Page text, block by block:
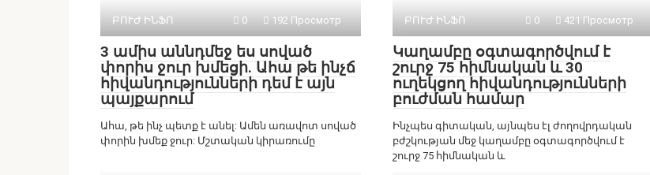
ԲՈՒԺ ԻՆՖՈ 0 192 Просмотр
3 ամիս աննդմեջ ես սոված
փորիս ջուր խմեցի. Ահա թե ինչճ
հիվանդությունների դեմ է այն
պայքարում
Ահա, թե ինչ պետք է անել: Ամեն առավոտ սոված
փորին խմեք ջուր: Մշտական կիրառումը
ԲՈՒԺ ԻՆՖՈ 0 421 Просмотр
Կաղամբը օգտագործվում է
շուրջ 75 հիմնական և 30
ուղեկցող հիվանդությունների
բուժման համար
Ինչպես գիտական, այնպես էլ ժողովրդական
բժշկության մեջ կաղամբը օգտագործվում է
շուրջ 75 հիմնական և